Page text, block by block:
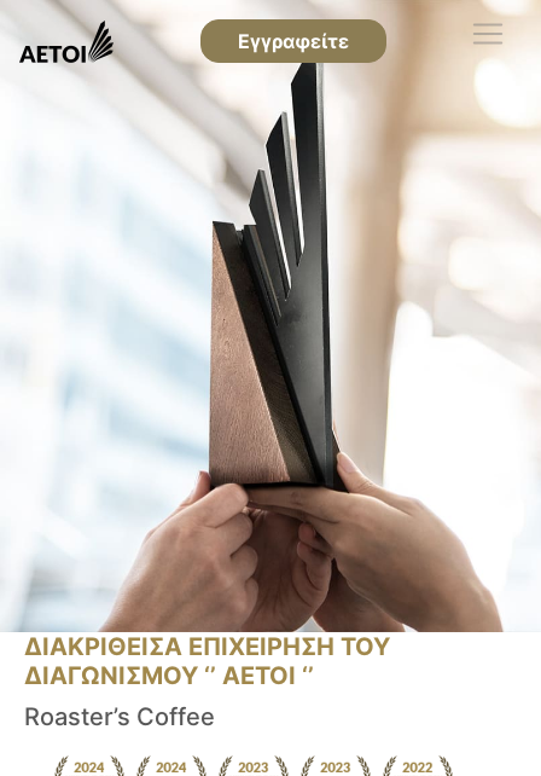
Εγγραφείτε
ΔΙΑΚΡΙΘΕΙΣΑ ΕΠΙΧΕΙΡΗΣΗ ΤΟΥ
ΔΙΑΓΩΝΙΣΜΟΥ ‘’ ΑΕΤΟΙ ‘’
Roaster’s Coffee